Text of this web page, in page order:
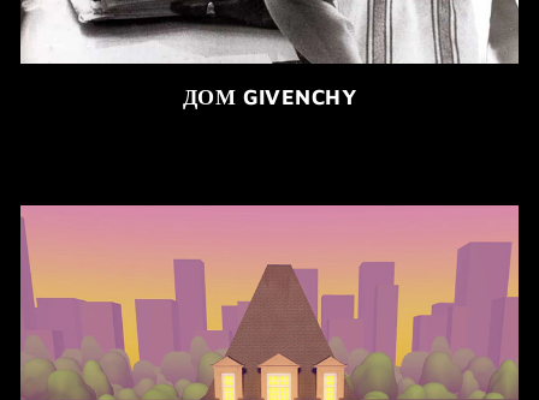
ДОМ GIVENCHY